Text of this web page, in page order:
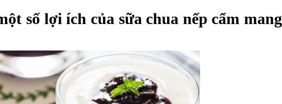
số lợi ích của sữa chua nếp cẩm mang